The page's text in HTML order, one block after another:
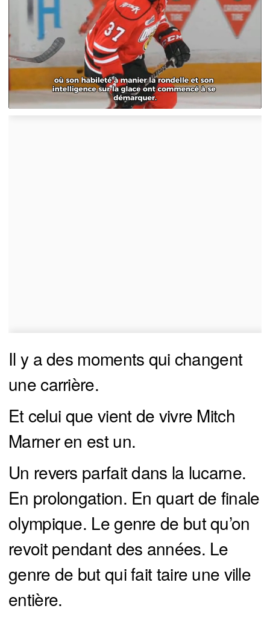
Il y a des moments qui changent
une carrière.
Et celui que vient de vivre Mitch
Marner en est un.
Un revers parfait dans la lucarne.
En prolongation. En quart de finale
olympique. Le genre de but qu’on
revoit pendant des années. Le
genre de but qui fait taire une ville
entière.